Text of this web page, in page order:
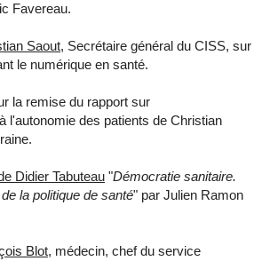
Favereau.
Saout, Secrétaire général du CISS, sur
le numérique en santé.
la remise du rapport sur
l'autonomie des patients de Christian
Didier Tabuteau "Démocratie sanitaire.
la politique de santé" par Julien Ramon
Blot, médecin, chef du service